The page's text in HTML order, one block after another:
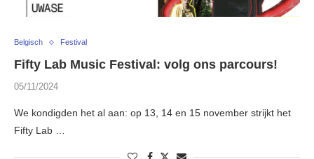
Belgisch Festival
Fifty Lab Music Festival: volg ons parcours!
05/11/2024
We kondigden het al aan: op 13, 14 en 15 november strijkt het
Fifty Lab …